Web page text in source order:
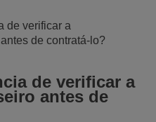
de verificar a
antes de